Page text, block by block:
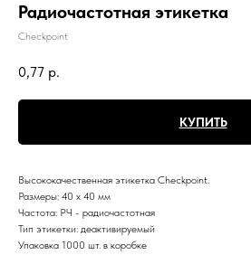
Радиочастотная этикетка
Checkpoint
0,77 р.
КУПИТЬ
Высококачественная этикетка Checkpoint.
Размеры: 40 х 40 мм
Частота: РЧ - радиочастотная
Тип этикетки: деактивируемый
Упаковка 1000 шт. в коробке